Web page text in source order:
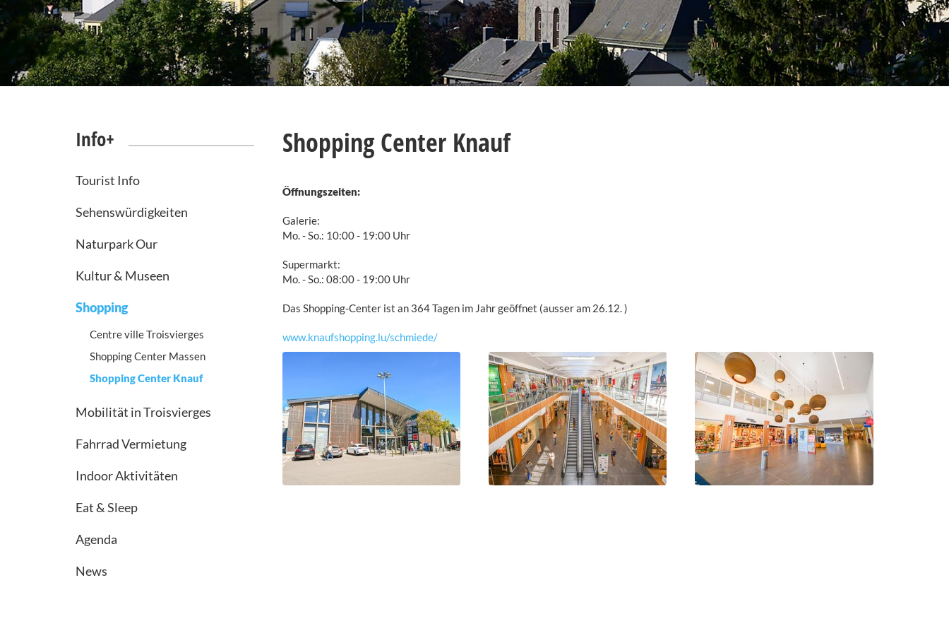
Info+
Tourist Info
Sehenswürdigkeiten
Naturpark Our
Kultur & Museen
Shopping
Centre ville Troisvierges
Shopping Center Massen
Shopping Center Knauf
Mobilität in Troisvierges
Fahrrad Vermietung
Indoor Aktivitäten
Eat & Sleep
Agenda
News
Shopping Center Knauf
Öffnungszeiten:
Galerie:
Mo. - So.: 10:00 - 19:00 Uhr
Supermarkt:
Mo. - So.: 08:00 - 19:00 Uhr
Das Shopping-Center ist an 364 Tagen im Jahr geöffnet (ausser am 26.12. )
www.knaufshopping.lu/schmiede/